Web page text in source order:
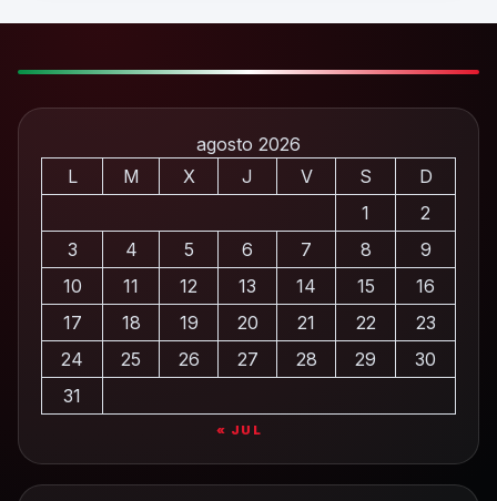
agosto 2026
L
M X J V S
D
1
2
3
4 5 6 7 8
9
10
11 12 13 14 15
16
17
18 19 20 21 22
23
24
25 26 27 28 29
30
31
« JUL